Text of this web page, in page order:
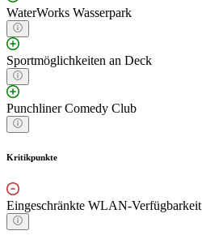
WaterWorks Wasserpark
Sportmöglichkeiten an Deck
Punchliner Comedy Club
Kritikpunkte
Eingeschränkte WLAN-Verfügbarkeit